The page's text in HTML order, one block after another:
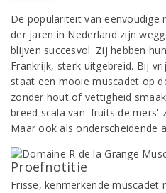
De populariteit van eenvoudige
der jaren in Nederland zijn
blijven succesvol. Zij hebben
Frankrijk, sterk uitgebreid. Bij
staat een mooie muscadet op
zonder hout of vettigheid
breed scala van 'fruits de mers'
Maar ook als onderscheidende
Proefnotitie
Frisse, kenmerkende